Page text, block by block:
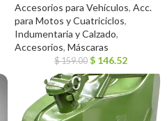
Accesorios para Vehículos, Acc.
para Motos y Cuatriciclos,
Indumentaria y Calzado,
Accesorios, Máscaras
$159.00 $ 146.52